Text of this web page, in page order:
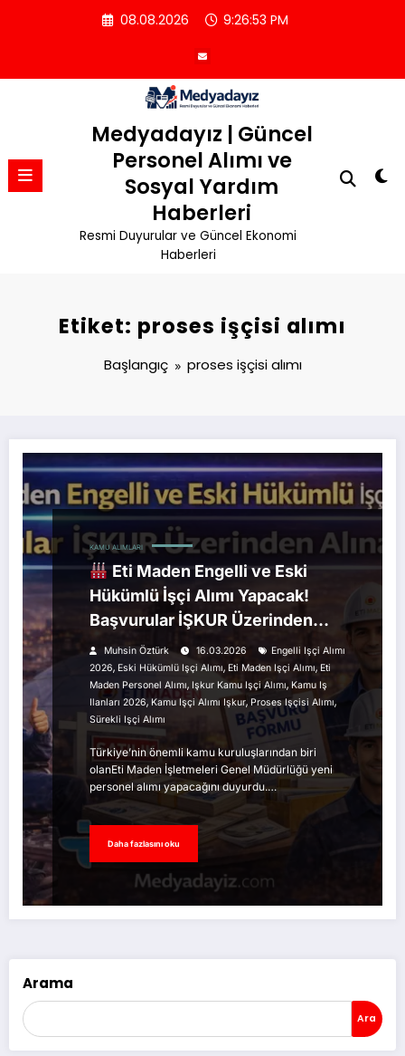
08.08.2026 9:26:54 PM
Medyadayız | Güncel
Personel Alımı ve
Sosyal Yardım
Haberleri
Resmi Duyurular ve Güncel Ekonomi
Haberleri
Etiket: proses işçisi alımı
Başlangıç proses işçisi alımı
KAMU ALIMLARI
Eti Maden Engelli ve Eski
Hükümlü İşçi Alımı Yapacak!
Başvurular İŞKUR Üzerinden
Alınacak
Muhsin Öztürk 16.03.2026
Engelli Işçi Alımı
2026, Eski Hükümlü Işçi Alımı, Eti Maden Işçi Alımı, Eti
Maden Personel Alımı, Işkur Kamu Işçi Alımı, Kamu Iş
Ilanları 2026, Kamu Işçi Alımı Işkur, Proses Işçisi Alımı,
Sürekli Işçi Alımı
Türkiye’nin önemli kamu kuruluşlarından biri
olanEti Maden İşletmeleri Genel Müdürlüğü yeni
personel alımı yapacağını duyurdu.…
Daha fazlasını oku
Arama
Ara